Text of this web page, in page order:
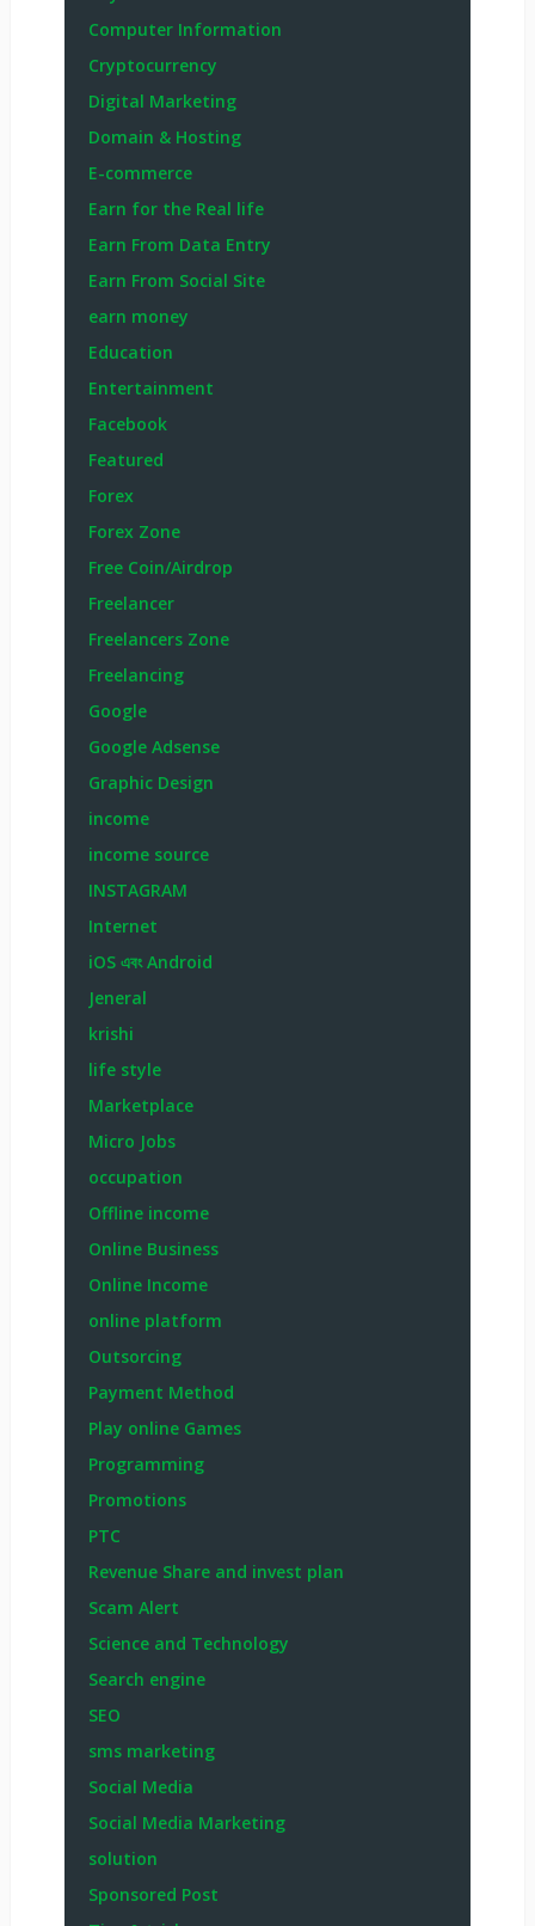
Computer Information
Cryptocurrency
Digital Marketing
Domain & Hosting
E-commerce
Earn for the Real life
Earn From Data Entry
Earn From Social Site
earn money
Education
Entertainment
Facebook
Featured
Forex
Forex Zone
Free Coin/Airdrop
Freelancer
Freelancers Zone
Freelancing
Google
Google Adsense
Graphic Design
income
income source
INSTAGRAM
Internet
iOS এবং Android
Jeneral
krishi
life style
Marketplace
Micro Jobs
occupation
Offline income
Online Business
Online Income
online platform
Outsorcing
Payment Method
Play online Games
Programming
Promotions
PTC
Revenue Share and invest plan
Scam Alert
Science and Technology
Search engine
SEO
sms marketing
Social Media
Social Media Marketing
solution
Sponsored Post